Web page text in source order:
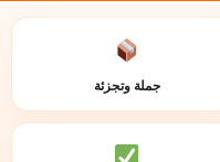
جملة وتجزئة